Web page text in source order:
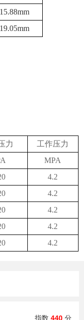
15.88mm
19.05mm
力
工作压力
MPA
4.2
4.2
4.2
4.2
4.2
指数 440 分